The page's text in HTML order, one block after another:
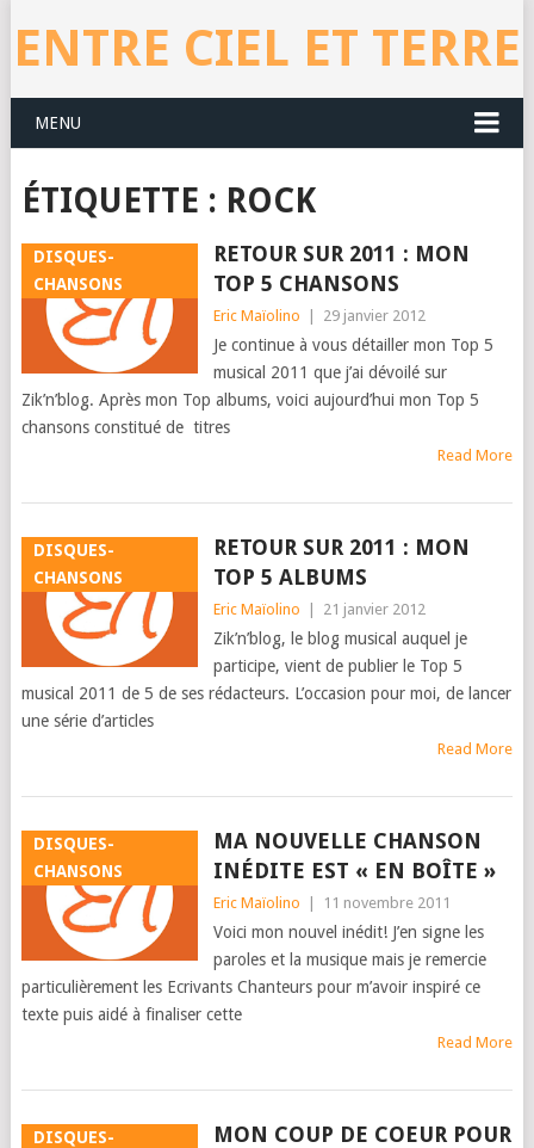
ENTRE CIEL ET TERRE
MENU
ÉTIQUETTE : ROCK
DISQUES-
CHANSONS
RETOUR SUR 2011 : MON
TOP 5 CHANSONS
Eric Maïolino 29 janvier 2012
Je continue à vous détailler mon Top 5
musical 2011 que j’ai dévoilé sur
Zik’n’blog. Après mon Top albums, voici aujourd’hui mon Top 5
chansons constitué de titres
Read More
DISQUES-
CHANSONS
RETOUR SUR 2011 : MON
TOP 5 ALBUMS
Eric Maïolino 21 janvier 2012
Zik’n’blog, le blog musical auquel je
participe, vient de publier le Top 5
musical 2011 de 5 de ses rédacteurs. L’occasion pour moi, de lancer
une série d’articles
Read More
DISQUES-
CHANSONS
MA NOUVELLE CHANSON
INÉDITE EST « EN BOÎTE »
Eric Maïolino 11 novembre 2011
Voici mon nouvel inédit! J’en signe les
paroles et la musique mais je remercie
particulièrement les Ecrivants Chanteurs pour m’avoir inspiré ce
texte puis aidé à finaliser cette
Read More
DISQUES-
MON COUP DE COEUR POUR